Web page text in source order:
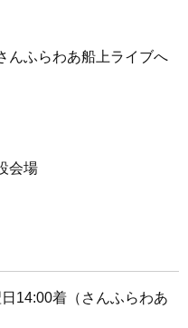
んふらわあ船上ライブへ
会場
着（さんふらわあ